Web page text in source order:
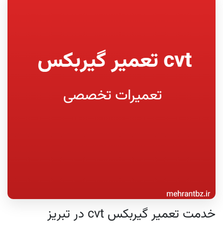
خدمت تعمیر گیربکس cvt در تبریز